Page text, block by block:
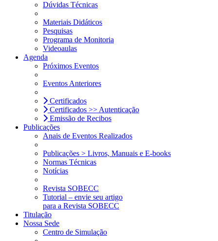
Dúvidas Técnicas
Materiais Didáticos
Pesquisas
Programa de Monitoria
Videoaulas
Agenda
Próximos Eventos
Eventos Anteriores
Certificados
Certificados >> Autenticação
Emissão de Recibos
Publicações
Anais de Eventos Realizados
Publicações > Livros, Manuais e E-books
Normas Técnicas
Notícias
Revista SOBECC
Tutorial – envie seu artigo
para a Revista SOBECC
Titulação
Nossa Sede
Centro de Simulação